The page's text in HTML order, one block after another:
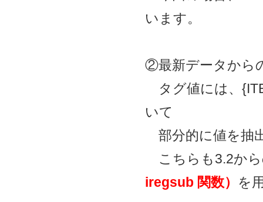
います。
②最新データから
タグ値には、
いて
部分的に値を抽
こちらも3.2から
iregsub 関数） を